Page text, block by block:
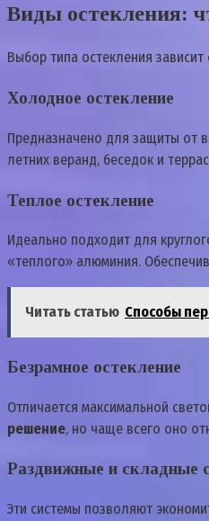
Виды остекления:
Выбор типа остекления
Холодное остекление
Предназначено для защиты от
летних веранд‚ беседок и
Теплое остекление
Идеально подходит для
«теплого» алюминия.
Читать статью Способы
Безрамное остекление
Отличается максимальной
решение‚ но чаще всего оно
Раздвижные и складные
Эти системы позволяют